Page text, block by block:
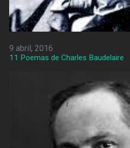
9 abril, 2016
11 Poemas de Charles Baudelaire